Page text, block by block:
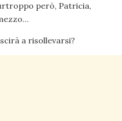
però, Patricia,
a risollevarsi?